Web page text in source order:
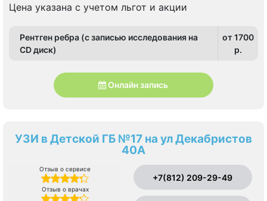
Цена указана с учетом льгот и акции
Рентген ребра (с записью исследования на
CD диск)
от 1700
p.
Онлайн запись
УЗИ в Детской ГБ №17 на ул Декабристов
40А
Отзыв о сервисе
Отзыв о врачах
+7(812) 209-29-49